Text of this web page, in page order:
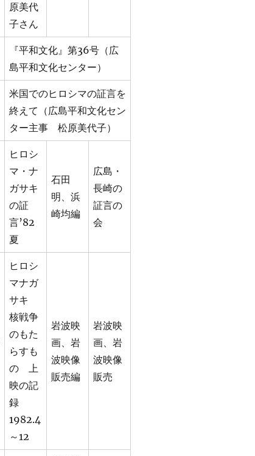
原美代
子さん
『平和文化』第36号（広
島平和文化センター）
米国でのヒロシマの証言を
終えて（広島平和文化セン
ター主事 松原美代子）
ヒロシ
マ・ナ
ガサキ
の証
言’82
夏
石田
明、浜
崎均編
広島・
長崎の
証言の
会
ヒロシ
マナガ
サキ
核戦争
のもた
らすも
の 上
映の記
録
1982.4
～12
岩波映
画、岩
波映像
販売編
岩波映
画、岩
波映像
販売